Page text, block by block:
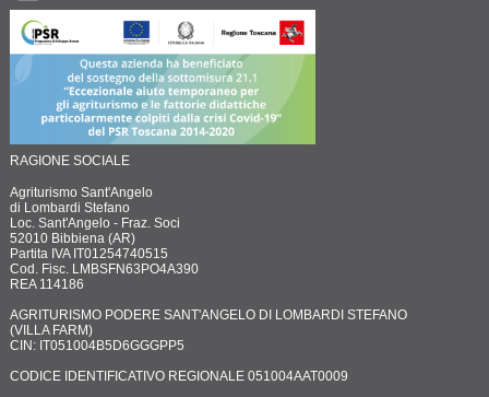
RAGIONE SOCIALE
Agriturismo Sant'Angelo
di Lombardi Stefano
Loc. Sant'Angelo - Fraz. Soci
52010 Bibbiena (AR)
Partita IVA IT01254740515
Cod. Fisc. LMBSFN63PO4A390
REA 114186
AGRITURISMO PODERE SANT'ANGELO DI LOMBARDI STEFANO
(VILLA FARM)
CIN: IT051004B5D6GGGPP5
CODICE IDENTIFICATIVO REGIONALE 051004AAT0009